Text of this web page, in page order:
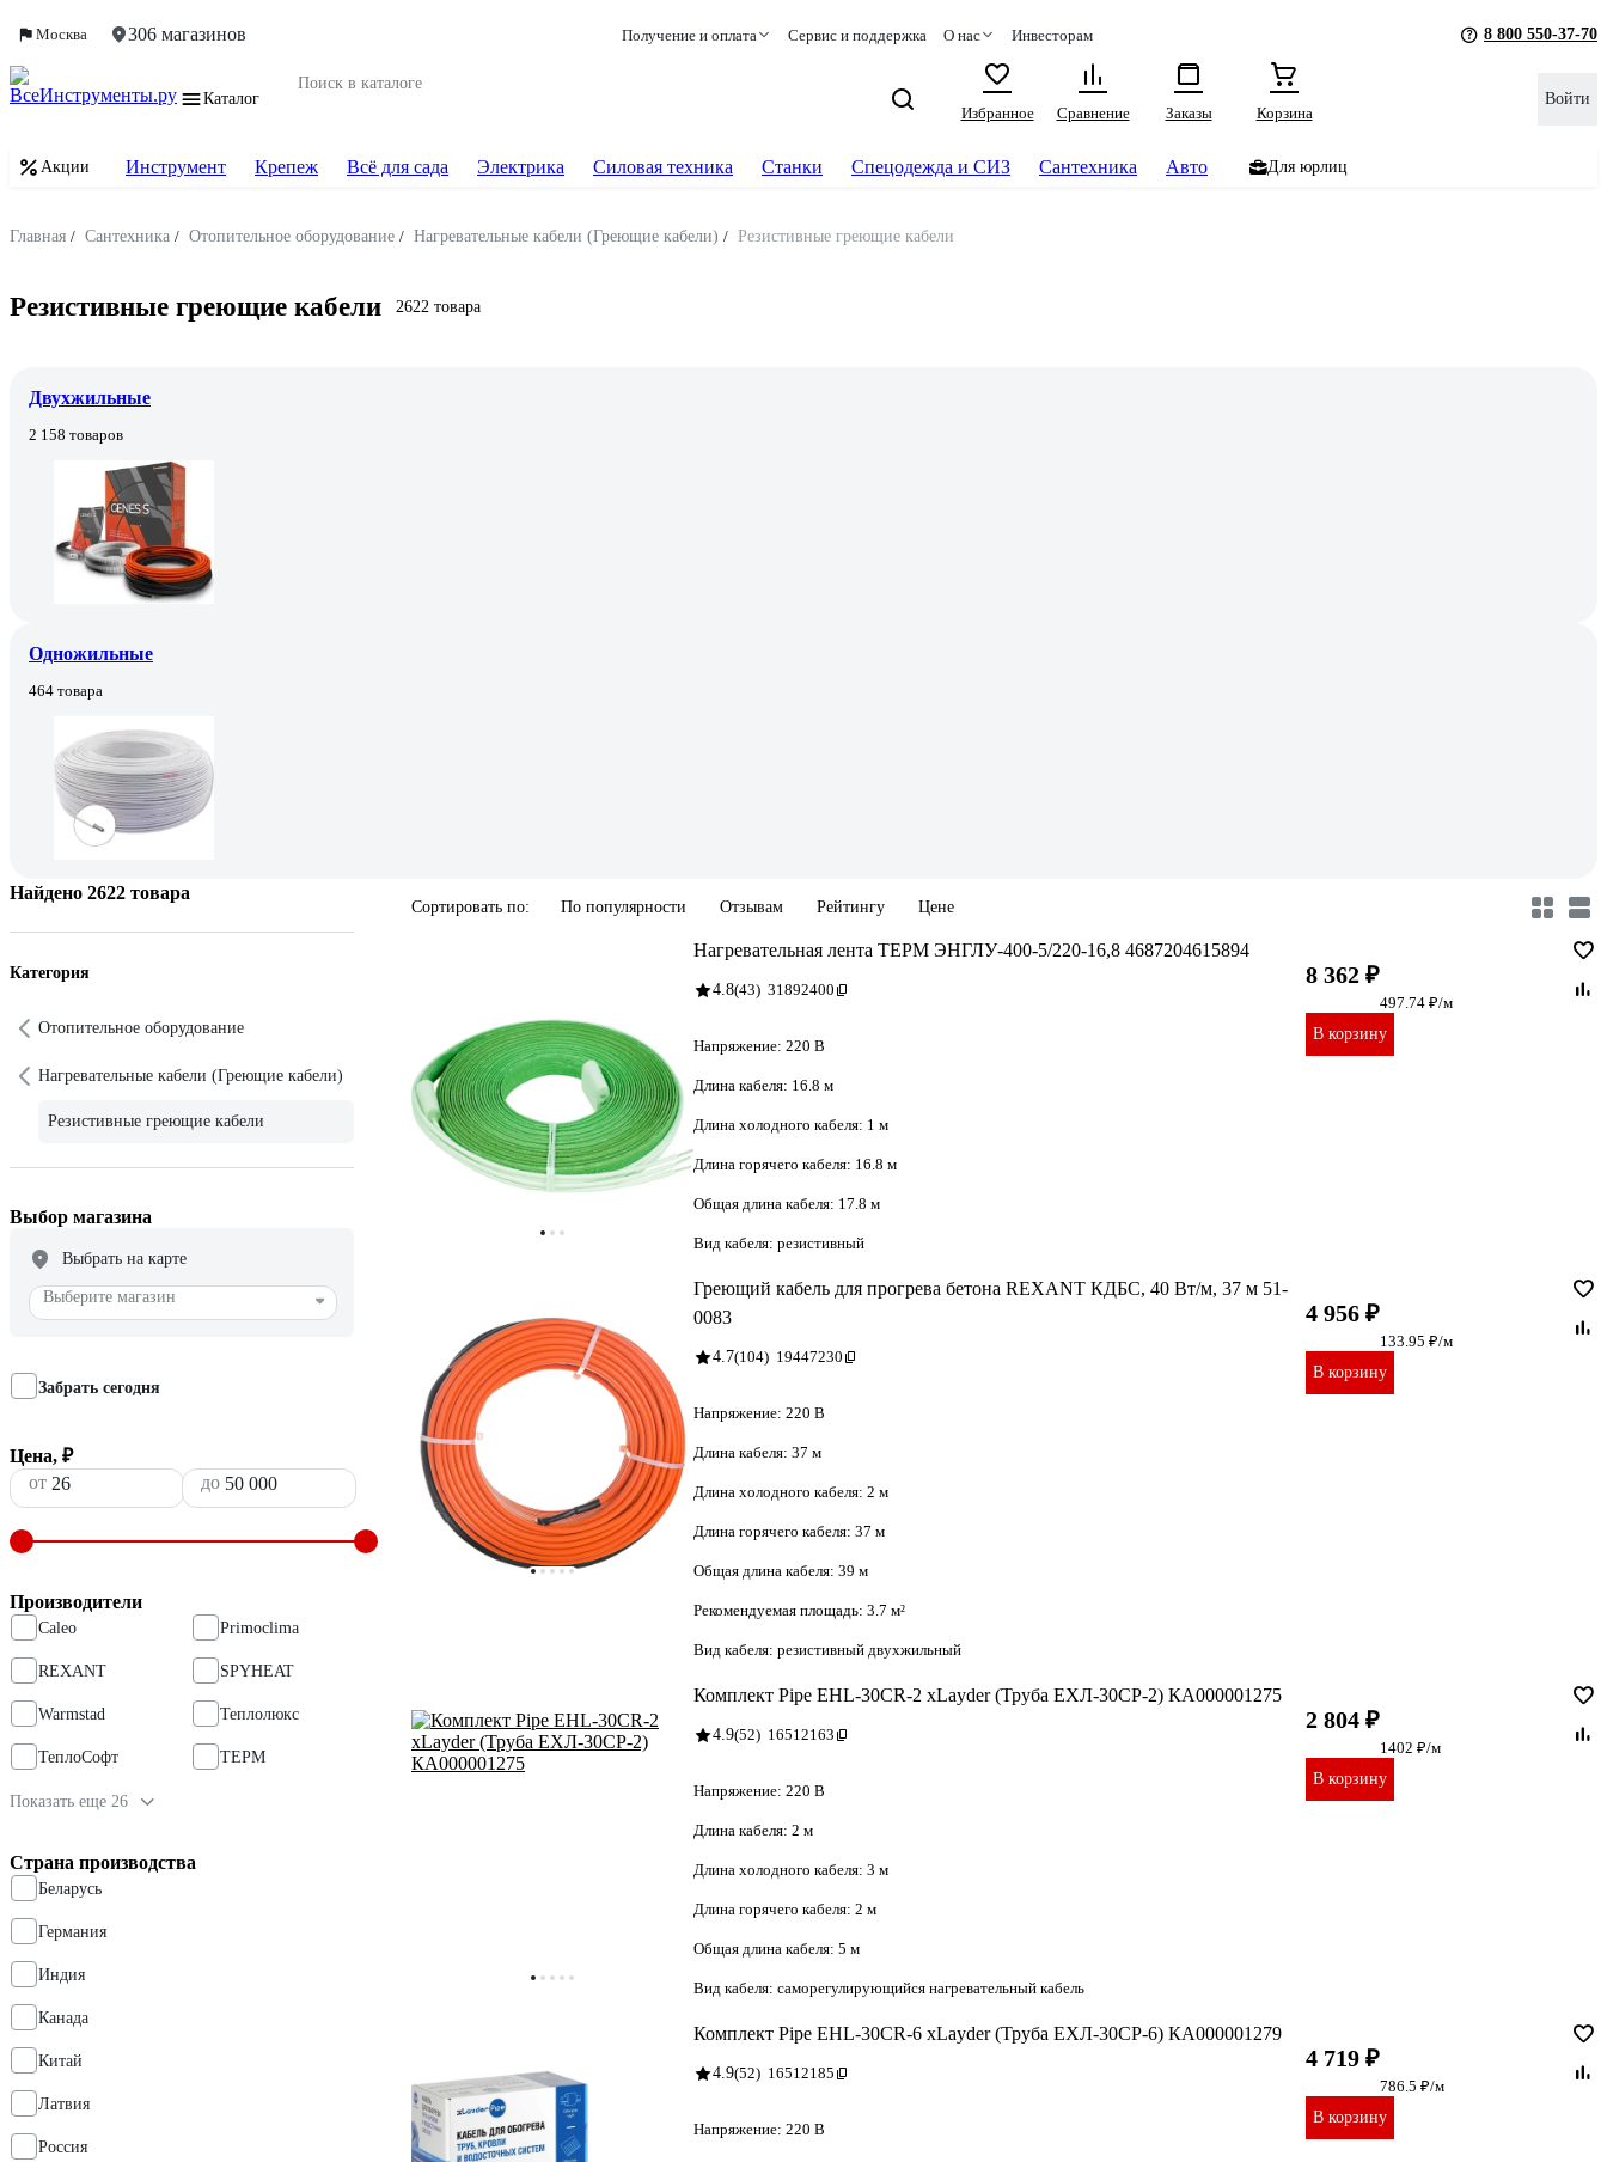
Москва 306 магазинов Получение и оплата Сервис и поддержка О нас Инвесторам 8 800 550-37-70
Каталог
Избранное
Сравнение Заказы Корзина
Войти
Акции Инструмент Крепеж Всё для сада Электрика Силовая техника Станки Спецодежда и СИЗ Сантехника Авто Для юрлиц
Главная / Сантехника / Отопительное оборудование / Нагревательные кабели (Греющие кабели) / Резистивные греющие кабели
Резистивные греющие кабели 2622 товара
Двухжильные
2 158 товаров
Одножильные
464 товара
Найдено 2622 товара
Категория
Отопительное оборудование
Нагревательные кабели (Греющие кабели)
Резистивные греющие кабели
Выбор магазина
Выбрать на карте
Выберите магазин
Забрать сегодня
Цена, ₽
от
до
Производители
Caleo Primoclima
REXANT SPYHEAT
Warmstad Теплолюкс
ТеплоСофт ТЕРМ
Показать еще 26
Страна производства
Беларусь
Германия
Индия
Канада
Китай
Латвия
Россия
Сортировать по: По популярности Отзывам Рейтингу Цене
Нагревательная лента ТЕРМ ЭНГЛУ-400-5/220-16,8 4687204615894
4.8(43) 31892400
Напряжение: 220 В
Длина кабеля: 16.8 м
Длина холодного кабеля: 1 м
Длина горячего кабеля: 16.8 м
Общая длина кабеля: 17.8 м
Вид кабеля: резистивный
8 362 ₽
497.74 ₽/м
В корзину
Греющий кабель для прогрева бетона REXANT КДБС, 40 Вт/м, 37 м 51-
0083
4.7(104) 19447230
Напряжение: 220 В
Длина кабеля: 37 м
Длина холодного кабеля: 2 м
Длина горячего кабеля: 37 м
Общая длина кабеля: 39 м
Рекомендуемая площадь: 3.7 м²
Вид кабеля: резистивный двухжильный
4 956 ₽
133.95 ₽/м
В корзину
Комплект Pipe EHL-30CR-2 xLayder (Труба ЕХЛ-30CР-2) КА000001275
4.9(52) 16512163
Напряжение: 220 В
Длина кабеля: 2 м
Длина холодного кабеля: 3 м
Длина горячего кабеля: 2 м
Общая длина кабеля: 5 м
Вид кабеля: саморегулирующийся нагревательный кабель
2 804 ₽
1402 ₽/м
В корзину
Комплект Pipe EHL-30CR-6 xLayder (Труба ЕХЛ-30CР-6) КА000001279
4.9(52) 16512185
Напряжение: 220 В
4 719 ₽
786.5 ₽/м
В корзину